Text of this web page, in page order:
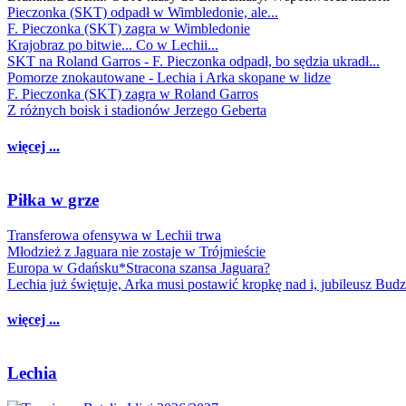
Pieczonka (SKT) odpadł w Wimbledonie, ale...
F. Pieczonka (SKT) zagra w Wimbledonie
Krajobraz po bitwie... Co w Lechii...
SKT na Roland Garros - F. Pieczonka odpadł, bo sędzia ukradł...
Pomorze znokautowane - Lechia i Arka skopane w lidze
F. Pieczonka (SKT) zagra w Roland Garros
Z różnych boisk i stadionów Jerzego Geberta
więcej ...
Piłka w grze
Transferowa ofensywa w Lechii trwa
Młodzież z Jaguara nie zostaje w Trójmieście
Europa w Gdańsku*Stracona szansa Jaguara?
Lechia już świętuje, Arka musi postawić kropkę nad i, jubileusz
więcej ...
Lechia